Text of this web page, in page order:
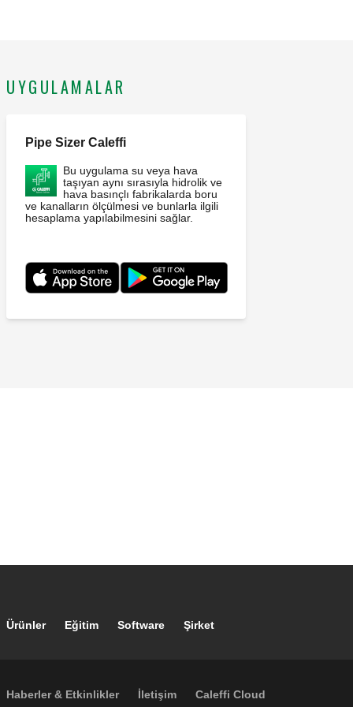
UYGULAMALAR
Pipe Sizer Caleffi
Bu uygulama su veya hava
taşıyan aynı sırasıyla hidrolik ve
hava basınçlı fabrikalarda boru
ve kanalların ölçülmesi ve bunlarla ilgili
hesaplama yapılabilmesini sağlar.
Footer main navigation
Ürünler Eğitim Software Şirket
Footer secondary navigation
Haberler & Etkinlikler İletişim Caleffi Cloud